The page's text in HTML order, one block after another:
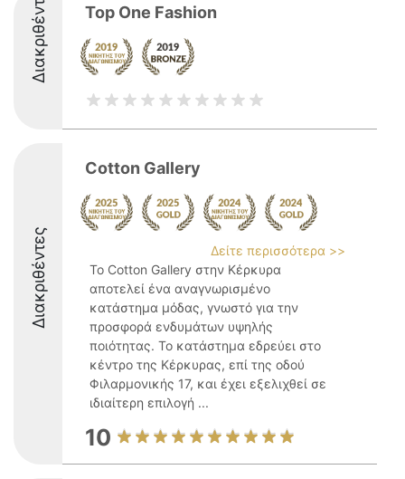
Διακριθέντες Top One Fashion
Διακριθέντες
Cotton Gallery
Δείτε περισσότερα >>
Το Cotton Gallery στην Κέρκυρα
αποτελεί ένα αναγνωρισμένο
κατάστημα μόδας, γνωστό για την
προσφορά ενδυμάτων υψηλής
ποιότητας. Το κατάστημα εδρεύει στο
κέντρο της Κέρκυρας, επί της οδού
Φιλαρμονικής 17, και έχει εξελιχθεί σε
ιδιαίτερη επιλογή ...
10